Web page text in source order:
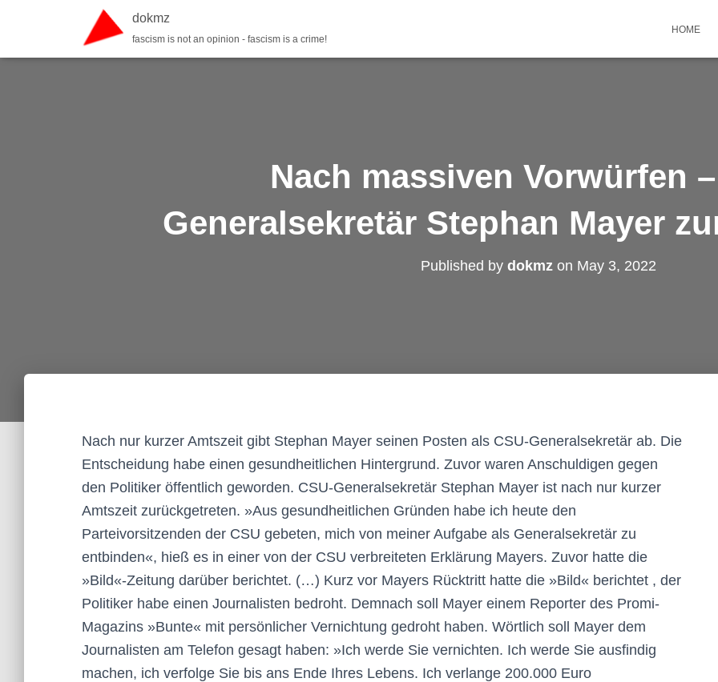
dokmz
fascism is not an opinion - fascism is a crime!
HOME
Nach massiven Vorwürfen
Generalsekretär Stephan Mayer
Published by dokmz on May 3, 2022
Nach nur kurzer Amtszeit gibt Stephan Mayer seinen Posten als CSU-Generalsekretär ab. Die
Entscheidung habe einen gesundheitlichen Hintergrund. Zuvor waren Anschuldigen gegen
den Politiker öffentlich geworden. CSU-Generalsekretär Stephan Mayer ist nach nur kurzer
Amtszeit zurückgetreten. »Aus gesundheitlichen Gründen habe ich heute den
Parteivorsitzenden der CSU gebeten, mich von meiner Aufgabe als Generalsekretär zu
entbinden«, hieß es in einer von der CSU verbreiteten Erklärung Mayers. Zuvor hatte die
»Bild«-Zeitung darüber berichtet. (…) Kurz vor Mayers Rücktritt hatte die »Bild« berichtet , der
Politiker habe einen Journalisten bedroht. Demnach soll Mayer einem Reporter des Promi-
Magazins »Bunte« mit persönlicher Vernichtung gedroht haben. Wörtlich soll Mayer dem
Journalisten am Telefon gesagt haben: »Ich werde Sie vernichten. Ich werde Sie ausfindig
machen, ich verfolge Sie bis ans Ende Ihres Lebens. Ich verlange 200.000 Euro